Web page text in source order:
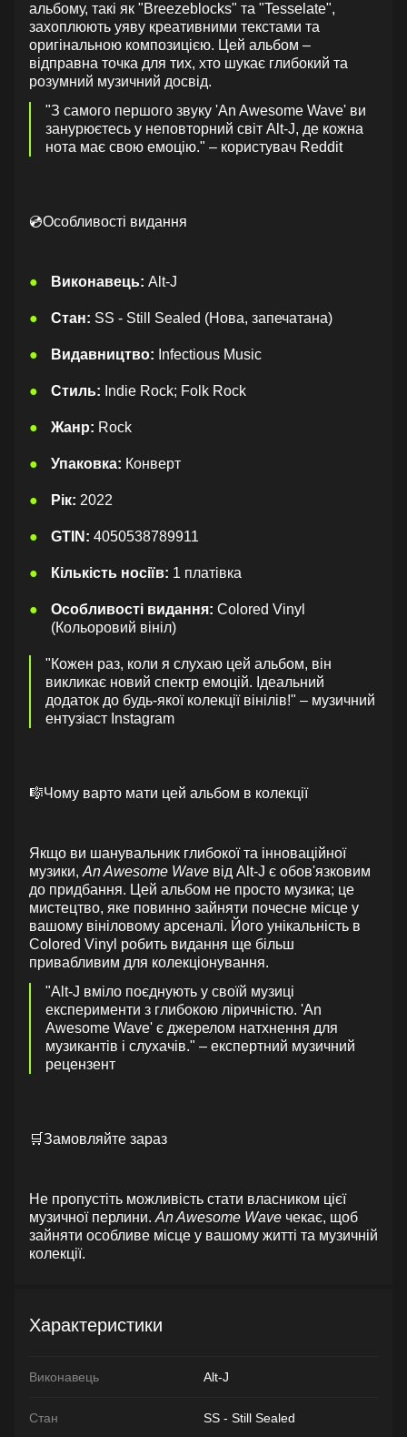
альбому, такі як "Breezeblocks" та "Tesselate",
захоплюють уяву креативними текстами та
оригінальною композицією. Цей альбом –
відправна точка для тих, хто шукає глибокий та
розумний музичний досвід.
"З самого першого звуку 'An Awesome Wave' ви
занурюєтесь у неповторний світ Alt-J, де кожна
нота має свою емоцію." – користувач Reddit
💿Особливості видання
Виконавець: Alt-J
Стан: SS - Still Sealed (Нова, запечатана)
Видавництво: Infectious Music
Стиль: Indie Rock; Folk Rock
Жанр: Rock
Упаковка: Конверт
Рік: 2022
GTIN: 4050538789911
Кількість носіїв: 1 платівка
Особливості видання: Colored Vinyl
(Кольоровий вініл)
"Кожен раз, коли я слухаю цей альбом, він
викликає новий спектр емоцій. Ідеальний
додаток до будь-якої колекції вінілів!" – музичний
ентузіаст Instagram
🎼Чому варто мати цей альбом в колекції
Якщо ви шанувальник глибокої та інноваційної
музики, An Awesome Wave від Alt-J є обов'язковим
до придбання. Цей альбом не просто музика; це
мистецтво, яке повинно зайняти почесне місце у
вашому вініловому арсеналі. Його унікальність в
Colored Vinyl робить видання ще більш
привабливим для колекціонування.
"Alt-J вміло поєднують у своїй музиці
експерименти з глибокою ліричністю. 'An
Awesome Wave' є джерелом натхнення для
музикантів і слухачів." – експертний музичний
рецензент
🛒Замовляйте зараз
Не пропустіть можливість стати власником цієї
музичної перлини. An Awesome Wave чекає, щоб
зайняти особливе місце у вашому житті та музичній
колекції.
Характеристики
Виконавець Alt-J
Стан SS - Still Sealed